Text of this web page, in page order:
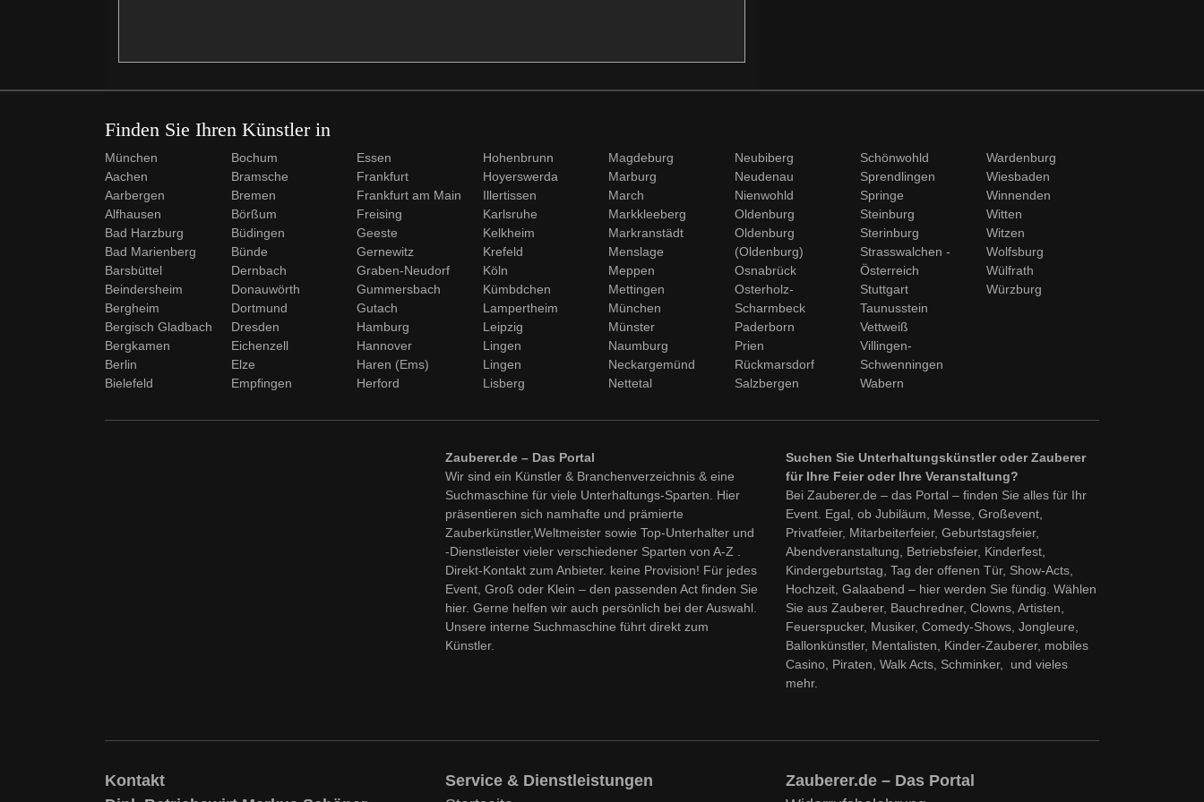
Finden Sie Ihren Künstler in
München
Aachen
Aarbergen
Alfhausen
Bad Harzburg
Bad Marienberg
Barsbüttel
Beindersheim
Bergheim
Bergisch Gladbach
Bergkamen
Berlin
Bielefeld
Bochum
Bramsche
Bremen
Börßum
Büdingen
Bünde
Dernbach
Donauwörth
Dortmund
Dresden
Eichenzell
Elze
Empfingen
Essen
Frankfurt
Frankfurt am Main
Freising
Geeste
Gernewitz
Graben-Neudorf
Gummersbach
Gutach
Hamburg
Hannover
Haren (Ems)
Herford
Hohenbrunn
Hoyerswerda
Illertissen
Karlsruhe
Kelkheim
Krefeld
Köln
Kümbdchen
Lampertheim
Leipzig
Lingen
Lingen
Lisberg
Magdeburg
Marburg
March
Markkleeberg
Markranstädt
Menslage
Meppen
Mettingen
München
Münster
Naumburg
Neckargemünd
Nettetal
Neubiberg
Neudenau
Nienwohld
Oldenburg
Oldenburg
(Oldenburg)
Osnabrück
Osterholz-
Scharmbeck
Paderborn
Prien
Rückmarsdorf
Salzbergen
Schönwohld
Sprendlingen
Springe
Steinburg
Sterinburg
Strasswalchen -
Österreich
Stuttgart
Taunusstein
Vettweiß
Villingen-
Schwenningen
Wabern
Wardenburg
Wiesbaden
Winnenden
Witten
Witzen
Wolfsburg
Wülfrath
Würzburg
Zauberer.de – Das Portal
Wir sind ein Künstler & Branchenverzeichnis & eine
Suchmaschine für viele Unterhaltungs-Sparten. Hier
präsentieren sich namhafte und prämierte
Zauberkünstler,Weltmeister sowie Top-Unterhalter und
-Dienstleister vieler verschiedener Sparten von A-Z .
Direkt-Kontakt zum Anbieter. keine Provision! Für jedes
Event, Groß oder Klein – den passenden Act finden Sie
hier. Gerne helfen wir auch persönlich bei der Auswahl.
Unsere interne Suchmaschine führt direkt zum
Künstler.
Suchen Sie Unterhaltungskünstler oder Zauberer
für Ihre Feier oder Ihre Veranstaltung?
Bei Zauberer.de – das Portal – finden Sie alles für Ihr
Event. Egal, ob Jubiläum, Messe, Großevent,
Privatfeier, Mitarbeiterfeier, Geburtstagsfeier,
Abendveranstaltung, Betriebsfeier, Kinderfest,
Kindergeburtstag, Tag der offenen Tür, Show-Acts,
Hochzeit, Galaabend – hier werden Sie fündig. Wählen
Sie aus Zauberer, Bauchredner, Clowns, Artisten,
Feuerspucker, Musiker, Comedy-Shows, Jongleure,
Ballonkünstler, Mentalisten, Kinder-Zauberer, mobiles
Casino, Piraten, Walk Acts, Schminker, und vieles
mehr.
Kontakt
Service & Dienstleistungen
Zauberer.de – Das Portal